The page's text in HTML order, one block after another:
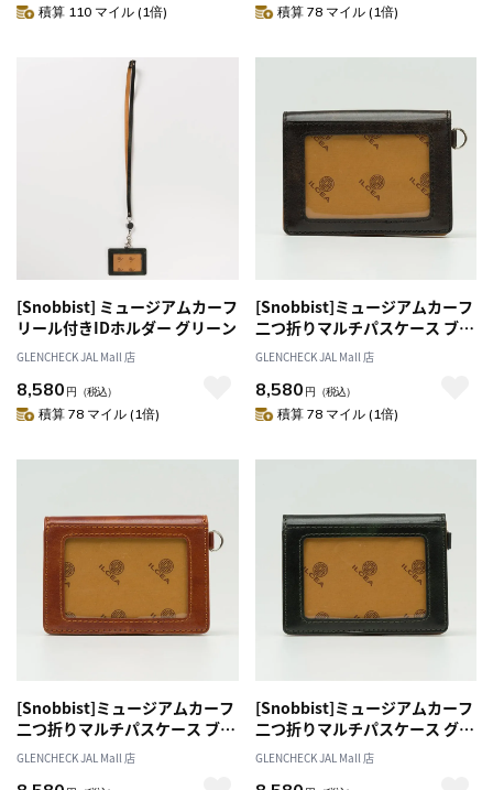
積算 110 マイル (1倍) 積算 78 マイル (1倍)
[Snobbist] ミュージアムカーフ
リール付きIDホルダー グリーン
GLENCHECK JAL Mall 店
8,580 円 （税込）
積算 78 マイル (1倍)
[Snobbist]ミュージアムカーフ
二つ折りマルチパスケース ブラ
ック
GLENCHECK JAL Mall 店
8,580 円 （税込）
積算 78 マイル (1倍)
[Snobbist]ミュージアムカーフ
二つ折りマルチパスケース ブラ
ウン
GLENCHECK JAL Mall 店
[Snobbist]ミュージアムカーフ
二つ折りマルチパスケース グリ
ーン
GLENCHECK JAL Mall 店